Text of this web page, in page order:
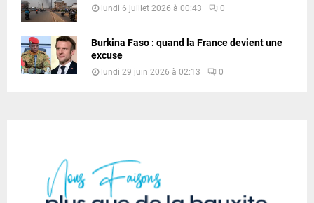
lundi 6 juillet 2026 à 00:43 0
Burkina Faso : quand la France devient une
excuse
lundi 29 juin 2026 à 02:13 0